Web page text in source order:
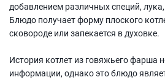
добавлением различных специй,
Блюдо получает форму плоского
сковороде или запекается в духовке.
История котлет из говяжьего фарша
информации, однако это блюдо